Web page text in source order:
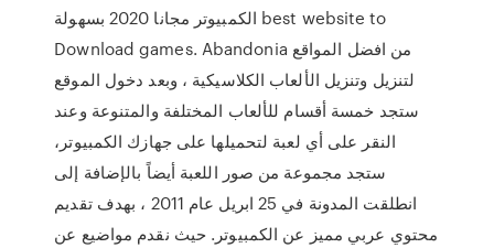
الكمبيوتر مجانا 2020 بسهولة best website to
Download games. Abandonia من افضل المواقع
لتنزيل وتنزيل الألعاب الكلاسيكية ، وبعد دخول الموقع
ستجد خمسة أقسام للألعاب المختلفة والمتنوعة وعند
النقر على أي لعبة لتحميلها على جهازك الكمبيوتر،
ستجد مجموعة من صور اللعبة أيضاً بالإضافة إلى
انطلقت المدونة في 25 ابريل عام 2011 ، بهدف تقديم
محتوي عربي مميز عن الكمبيوتر. حيث نقدم مواضيع عن